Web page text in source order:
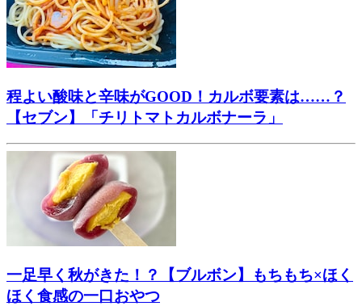
程よい酸味と辛味がGOOD！カルボ要素は……？
【セブン】「チリトマトカルボナーラ」
一足早く秋がきた！？【ブルボン】もちもち×ほく
ほく食感の一口おやつ